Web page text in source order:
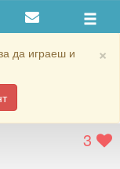
×
да играеш и
3